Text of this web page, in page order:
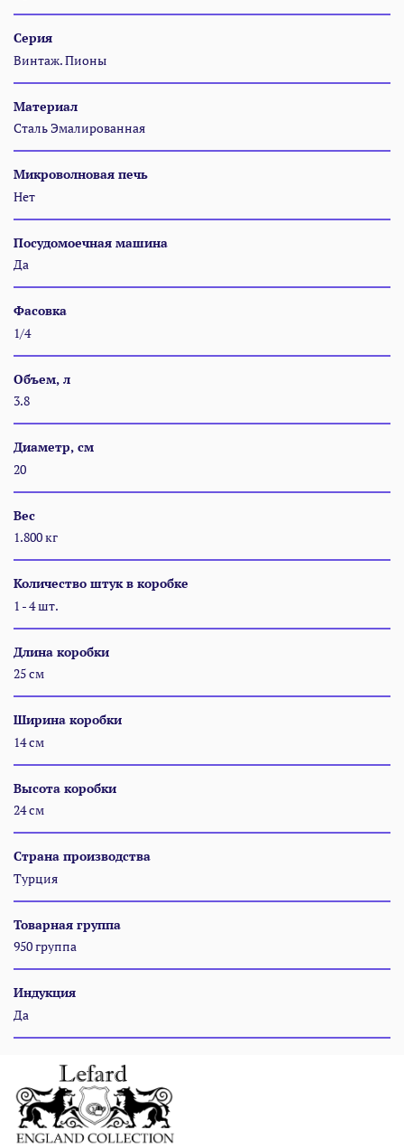
Серия
Винтаж. Пионы
Материал
Сталь Эмалированная
Микроволновая печь
Нет
Посудомоечная машина
Да
Фасовка
1/4
Объем, л
3.8
Диаметр, см
20
Вес
1.800 кг
Количество штук в коробке
1 - 4 шт.
Длина коробки
25 см
Ширина коробки
14 см
Высота коробки
24 см
Страна производства
Турция
Товарная группа
950 группа
Индукция
Да